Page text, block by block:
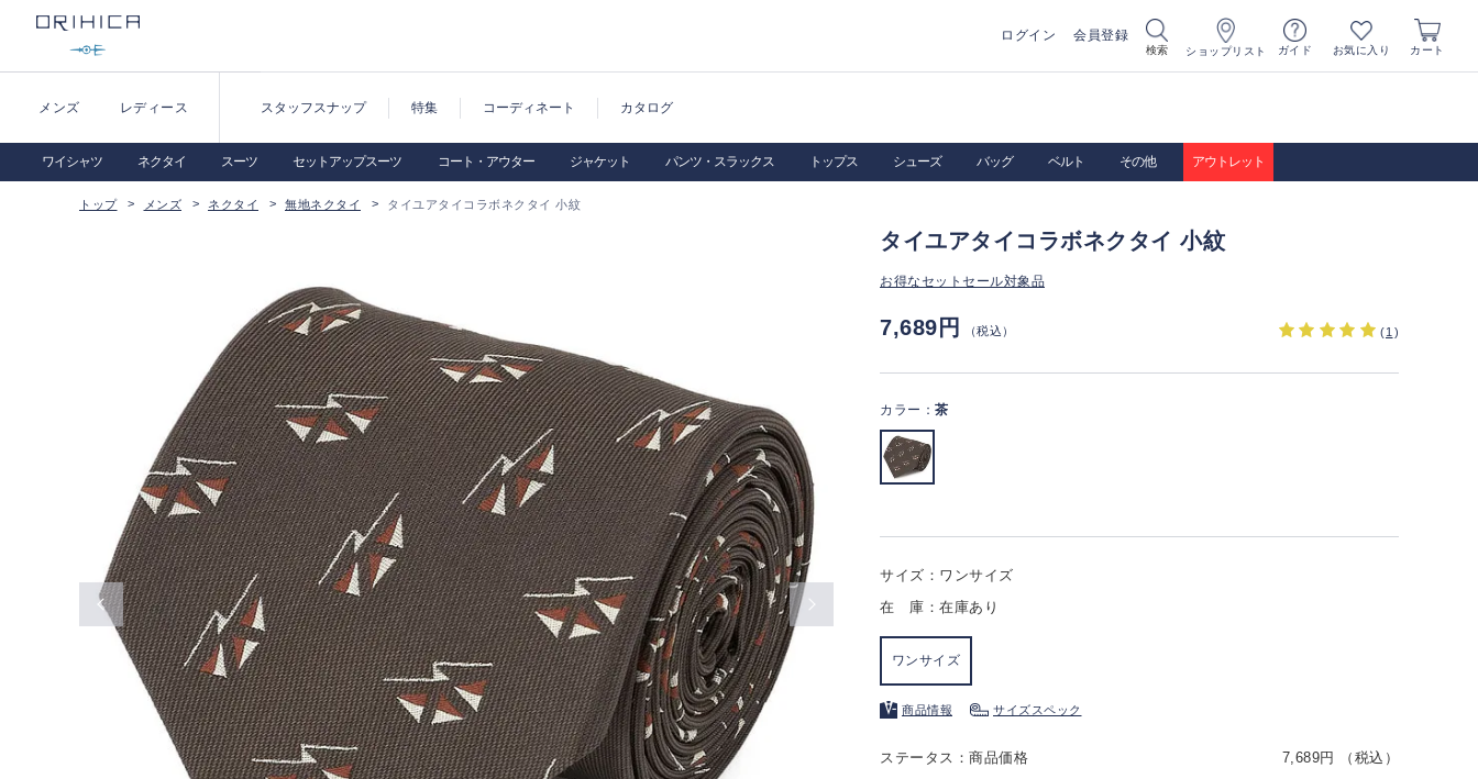
ログイン 会員登録
検索 ショップリスト ガイド お気に入り カート
メンズ レディース スタッフスナップ 特集 コーディネート カタログ
ワイシャツ ネクタイ スーツ セットアップスーツ コート・アウター ジャケット パンツ・スラックス トップス シューズ バッグ ベルト その他 アウトレット
トップ メンズ ネクタイ 無地ネクタイ タイユアタイコラボネクタイ 小紋
タイユアタイコラボネクタイ 小紋
お得なセットセール対象品
7,689円 （税込） (1 )
カラー： 茶
サイズ：ワンサイズ
在 庫：在庫あり
ワンサイズ
商品情報 サイズスペック
ステータス：商品価格
7,689円 （税込）